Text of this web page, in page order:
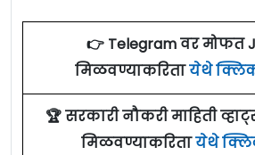
👉 Telegram वर मोफत
मिळवण्याकरितायेथे
🏆 सरकारी नौकरी माहिती
मिळवण्याकरितायेथे